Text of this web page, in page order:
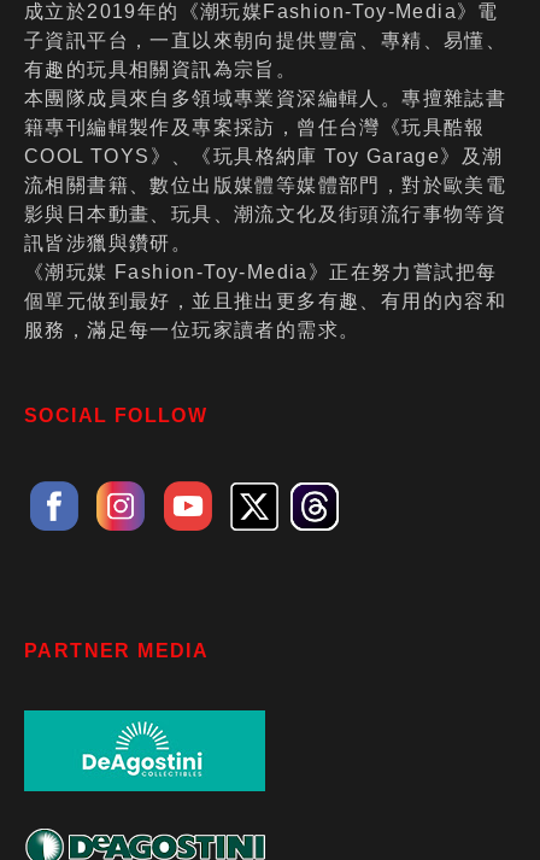
成立於2019年的《潮玩媒Fashion-Toy-Media》電
子資訊平台，一直以來朝向提供豐富、專精、易懂、
有趣的玩具相關資訊為宗旨。
本團隊成員來自多領域專業資深編輯人。專擅雜誌書
籍專刊編輯製作及專案採訪，曾任台灣《玩具酷報
COOL TOYS》、《玩具格納庫 Toy Garage》及潮
流相關書籍、數位出版媒體等媒體部門，對於歐美電
影與日本動畫、玩具、潮流文化及街頭流行事物等資
訊皆涉獵與鑽研。
《潮玩媒 Fashion-Toy-Media》正在努力嘗試把每
個單元做到最好，並且推出更多有趣、有用的內容和
服務，滿足每一位玩家讀者的需求。
SOCIAL FOLLOW
PARTNER MEDIA